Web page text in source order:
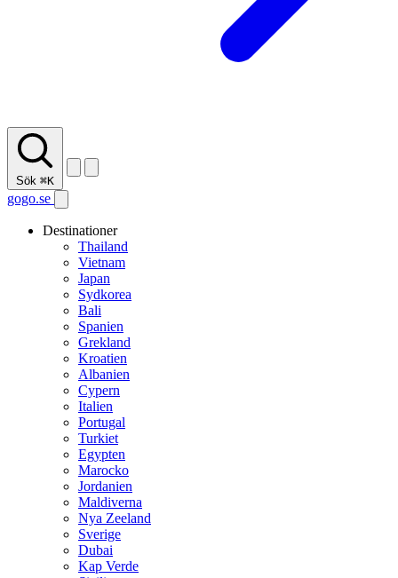
Sök ⌘K
gogo.se
Destinationer
Thailand
Vietnam
Japan
Sydkorea
Bali
Spanien
Grekland
Kroatien
Albanien
Cypern
Italien
Portugal
Turkiet
Egypten
Marocko
Jordanien
Maldiverna
Nya Zeeland
Sverige
Dubai
Kap Verde